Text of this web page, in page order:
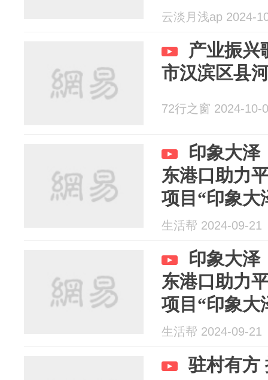
云淡月浅ap 2024-
产业振
市汉滨区县
72行之窗 2024-10-
印象大泽
东港口助力
项目“印象大
生活帮 2024-09-21
印象大泽
东港口助力
项目“印象大
生活帮 2024-09-21
驻村有方